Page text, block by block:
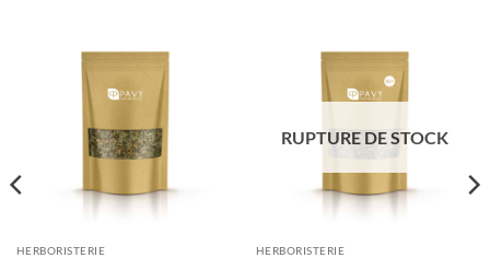
HERBORISTERIE
RUPTURE DE STOCK
HERBORISTERIE